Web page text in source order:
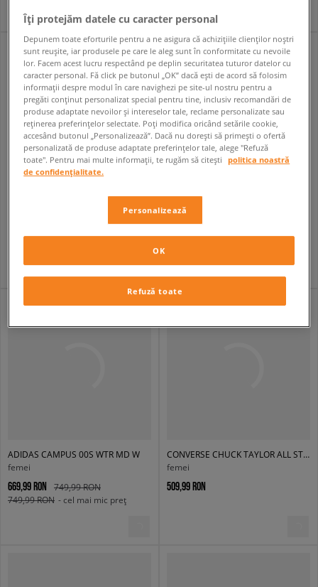
ADIDAS CAMPUS 00S WTR MD W
ADIDAS X MOONBOOT ACE
femei
ADIDAS CAMPUS 00S WTR MD W
femei
669,99 RON
749,99 RON
749,99 RON - cel mai mic preț
CONVERSE CHUCK TAYLOR ALL STAR ELEMENTS BOOT
femei
509,99 RON
Îți protejăm datele cu caracter personal
Depunem toate eforturile pentru a ne asigura că achizițiile clienților noștri
sunt reușite, iar produsele pe care le aleg sunt în conformitate cu nevoile
lor. Facem acest lucru respectând pe deplin securitatea tuturor datelor cu
caracter personal. Fă click pe butonul „OK” dacă ești de acord să folosim
informații despre modul în care navighezi pe site-ul nostru pentru a
pregăti conținut personalizat special pentru tine, inclusiv recomandări de
produse adaptate nevoilor și intereselor tale, reclame personalizate sau
reținerea preferințelor selectate. Poți modifica oricând setările cookie,
accesând butonul „Personalizează”. Dacă nu dorești să primești o ofertă
personalizată de produse adaptate preferințelor tale, alege "Refuză
toate". Pentru mai multe informații, te rugăm să citești
politica noastră
de confidențialitate.
Personalizează
Refuză toate
OK